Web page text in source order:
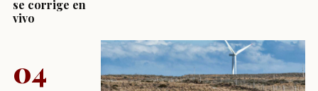
se corrige en
vivo
04